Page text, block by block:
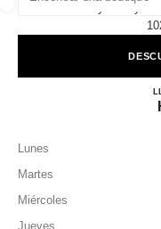
las sugerencias se
0 Sugerencias
Senayan City
Lunes
Martes
Miércoles
Jueves
filtros
resultado de los filtros